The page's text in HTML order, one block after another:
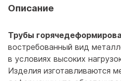
Описание
Трубы
востребованный вид
в условиях высоких
Изделия изготавливаются